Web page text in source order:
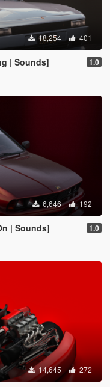
18,254 401
| Sounds] 1.0
6,646 192
| Sounds] 1.0
14,645 272